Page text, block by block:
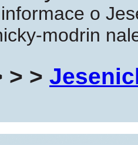
o
modrin
> >